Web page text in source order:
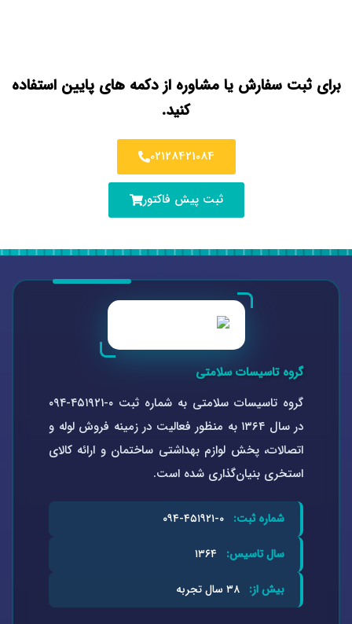
برای ثبت سفارش یا مشاوره از دکمه های پایین استفاده
کنید.
02128421084
ثبت پیش فاکتور
گروه تاسیسات سلامتی
گروه تاسیسات سلامتی به شماره ثبت ۰-۴۵۱۹۲۱-۰۹۴
در سال ۱۳۶۴ به منظور فعالیت در زمینه فروش لوله و
اتصالات، پخش لوازم بهداشتی ساختمان و ارائه کالای
استخری بنیان‌گذاری شده است.
شماره ثبت:
سال تاسیس:
بیش از: